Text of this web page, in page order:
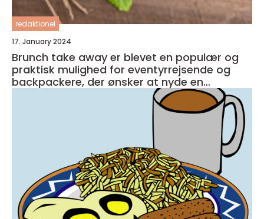
redaktionel
17. January 2024
Brunch take away er blevet en populær og
praktisk mulighed for eventyrrejsende og
backpackere, der ønsker at nyde en
velsmagende og nærende måltid, som kan